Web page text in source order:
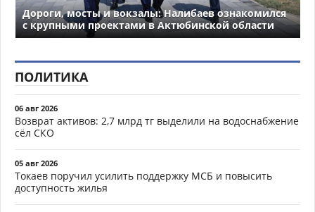
Дороги, мосты и вокзалы: Налибаев ознакомился
с крупными проектами в Актюбинской области
ПОЛИТИКА
06 авг 2026
Возврат активов: 2,7 млрд тг выделили на водоснабжение
сёл СКО
05 авг 2026
Токаев поручил усилить поддержку МСБ и повысить
доступность жилья